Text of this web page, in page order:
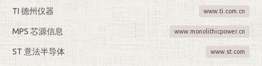
TI 德州仪器 www.ti.com.cn
MPS 芯源信息 www.monolithicpower.cn
ST 意法半导体 www.st.com